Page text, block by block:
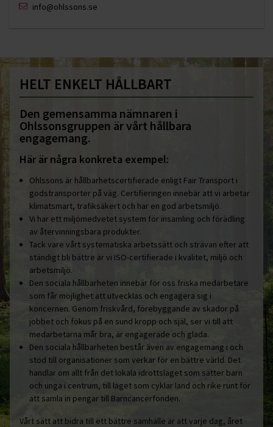
info@ohlssons.se
HELT ENKELT HÅLLBART
Den gemensamma nämnaren i
Ohlssonsgruppen är vårt hållbara
engagemang.
Här är några konkreta exempel:
Ohlssons är hållbarhetscertifierade enligt Fair Transport i
godstransporter på väg. Certifieringen innebär att vi arbetar
klimatsmart, trafiksäkert och har en god arbetsmiljö.
Vi har ett miljömedvetet system för insamling och förädling
av återvinningsbara produkter.
Tack vare vårt systematiska arbetssätt och strävan efter att
ständigt bli bättre är vi ISO-certifierade i kvalitet, miljö och
arbetsmiljö.
Den sociala hållbarheten innebär för oss friska medarbetare
som får möjlighet att utvecklas och engagera sig i
koncernen. Genom friskvård, förebyggande av skador på
jobbet och fokus på en sund kropp och själ, ser vi till att
medarbetarna mår bra, är engagerade och glada.
Den sociala hållbarheten består även av engagemang i och
stöd till organisationer som verkar för en bättre värld. Det
handlar om allt från det lokala idrottslaget som sätter barn
och unga i centrum, till laget som cyklar land och rike runt för
att samla in pengar till Barncancerfonden.
Vårt sätt att bidra till ett bättre samhälle är att varje dag, året